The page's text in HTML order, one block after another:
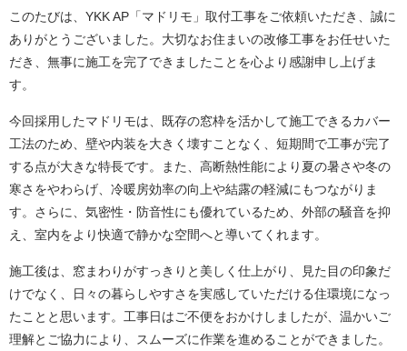
このたびは、YKK AP「マドリモ」取付工事をご依頼いただき、誠に
ありがとうございました。大切なお住まいの改修工事をお任せいた
だき、無事に施工を完了できましたことを心より感謝申し上げま
す。
今回採用したマドリモは、既存の窓枠を活かして施工できるカバー
工法のため、壁や内装を大きく壊すことなく、短期間で工事が完了
する点が大きな特長です。また、高断熱性能により夏の暑さや冬の
寒さをやわらげ、冷暖房効率の向上や結露の軽減にもつながりま
す。さらに、気密性・防音性にも優れているため、外部の騒音を抑
え、室内をより快適で静かな空間へと導いてくれます。
施工後は、窓まわりがすっきりと美しく仕上がり、見た目の印象だ
けでなく、日々の暮らしやすさを実感していただける住環境になっ
たことと思います。工事日はご不便をおかけしましたが、温かいご
理解とご協力により、スムーズに作業を進めることができました。